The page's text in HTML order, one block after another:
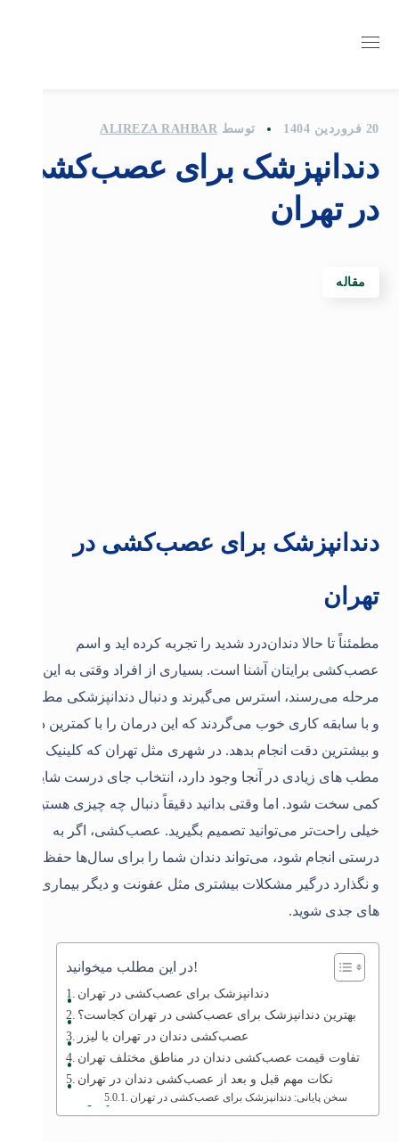
20 فروردین 1404 توسط ALIREZA RAHBAR
دندانپزشک برای عصب‌کشی
در تهران
مقاله
دندانپزشک برای عصب‌کشی در
تهران
مطمئناً تا حالا دندان‌درد شدید را تجربه کرده اید و اسم
عصب‌کشی برایتان آشنا است. بسیاری از افراد وقتی به این
مرحله می‌رسند، استرس می‌گیرند و دنبال دندانپزشکی مطمئن
و با سابقه کاری خوب می‌گردند که این درمان را با کمترین درد
و بیشترین دقت انجام بدهد. در شهری مثل تهران که کلینیک و
مطب های زیادی در آنجا وجود دارد، انتخاب جای درست شاید
کمی سخت شود. اما وقتی بدانید دقیقاً دنبال چه چیزی هستید،
خیلی راحت‌تر می‌توانید تصمیم بگیرید. عصب‌کشی، اگر به
درستی انجام شود، می‌تواند دندان شما را برای سال‌ها حفظ کند
و نگذارد درگیر مشکلات بیشتری مثل عفونت و دیگر بیماری
های جدی‌ شوید.
در این مطلب میخوانید!
دندانپزشک برای عصب‌کشی در تهران
بهترین دندانپزشک برای عصب‌کشی در تهران کجاست؟
عصب‌کشی دندان در تهران با لیزر
تفاوت قیمت عصب‌کشی دندان در مناطق مختلف تهران
نکات مهم قبل و بعد از عصب‌کشی دندان در تهران
سخن پایانی: دندانپزشک برای عصب‌کشی در تهران